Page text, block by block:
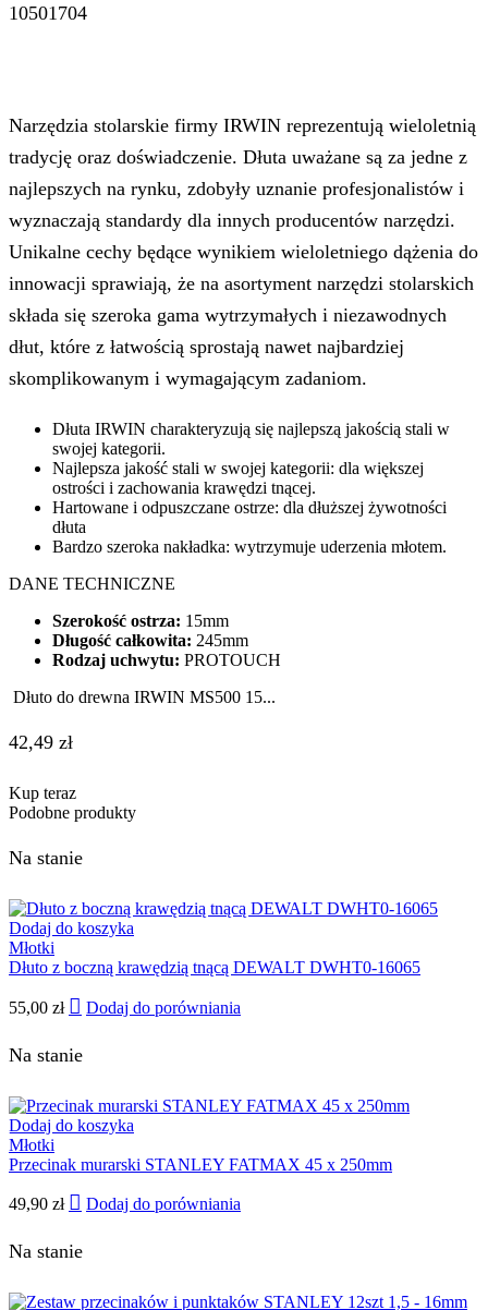
10501704
Narzędzia stolarskie firmy IRWIN reprezentują wieloletnią
tradycję oraz doświadczenie. Dłuta uważane są za jedne z
najlepszych na rynku, zdobyły uznanie profesjonalistów i
wyznaczają standardy dla innych producentów narzędzi.
Unikalne cechy będące wynikiem wieloletniego dążenia do
innowacji sprawiają, że na asortyment narzędzi stolarskich
składa się szeroka gama wytrzymałych i niezawodnych
dłut, które z łatwością sprostają nawet najbardziej
skomplikowanym i wymagającym zadaniom.
Dłuta IRWIN charakteryzują się najlepszą jakością stali w
swojej kategorii.
Najlepsza jakość stali w swojej kategorii: dla większej
ostrości i zachowania krawędzi tnącej.
Hartowane i odpuszczane ostrze: dla dłuższej żywotności
dłuta
Bardzo szeroka nakładka: wytrzymuje uderzenia młotem.
DANE TECHNICZNE
Szerokość ostrza: 15mm
Długość całkowita: 245mm
Rodzaj uchwytu: PROTOUCH
Dłuto do drewna IRWIN MS500 15...
42,49 zł
Kup teraz
Podobne produkty
Na stanie
Dodaj do koszyka
Młotki
Dłuto z boczną krawędzią tnącą DEWALT DWHT0-16065
55,00 zł Dodaj do porówniania
Na stanie
Dodaj do koszyka
Młotki
Przecinak murarski STANLEY FATMAX 45 x 250mm
49,90 zł Dodaj do porówniania
Na stanie